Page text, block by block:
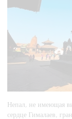
Непал, не имеющая
сердце Гималаев,